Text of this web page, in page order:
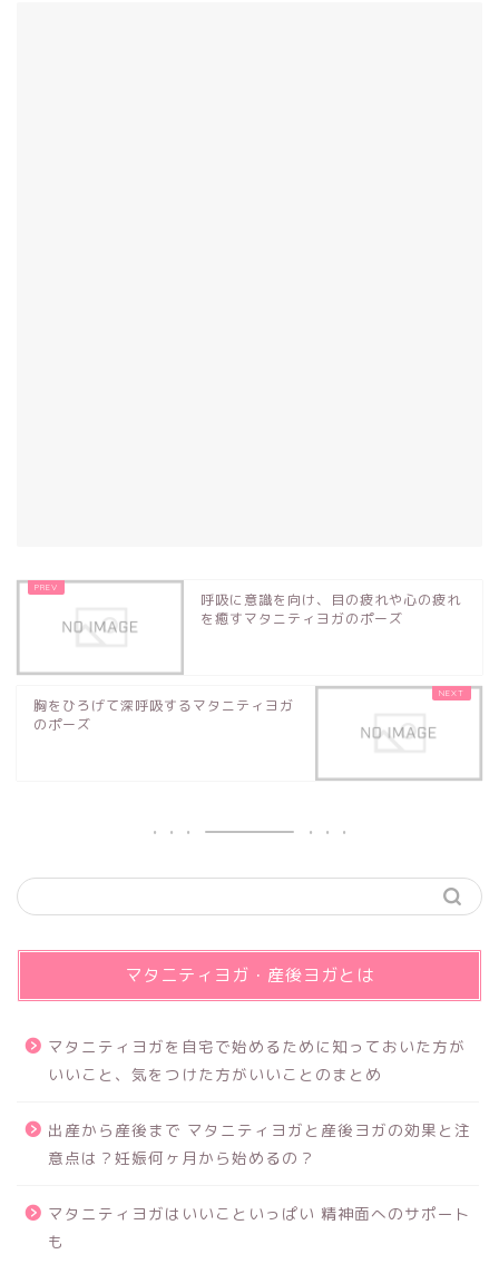
呼吸に意識を向け、目の疲れや心の疲れ
を癒すマタニティヨガのポーズ
胸をひろげて深呼吸するマタニティヨガ
のポーズ
マタニティヨガ・産後ヨガとは
マタニティヨガを自宅で始めるために知っておいた方が
いいこと、気をつけた方がいいことのまとめ
出産から産後まで マタニティヨガと産後ヨガの効果と注
意点は？妊娠何ヶ月から始めるの？
マタニティヨガはいいこといっぱい 精神面へのサポート
も